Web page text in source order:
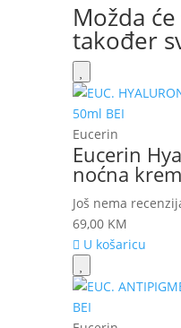
Možda
također
Eucerin
Eucerin
noćna
Još nema
69,00 KM
U košaricu